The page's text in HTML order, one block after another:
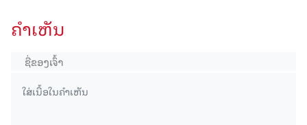
ຄໍາເຫັນ